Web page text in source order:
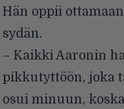
Hän oppii
sydän.
– Kaikki Aaronin
pikkutyttöön, joka
osui minuun,